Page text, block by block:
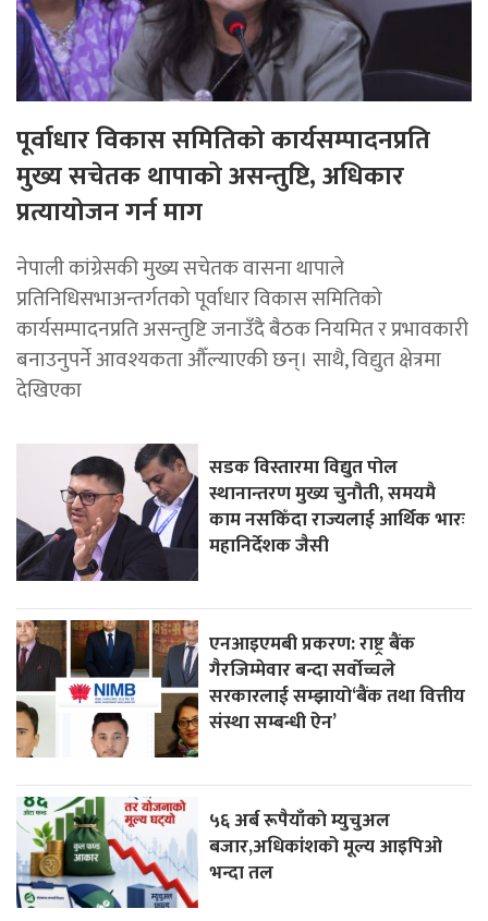
पूर्वाधार विकास समितिको कार्यसम्पादनप्रति
मुख्य सचेतक थापाको असन्तुष्टि, अधिकार
प्रत्यायोजन गर्न माग
नेपाली कांग्रेसकी मुख्य सचेतक वासना थापाले
प्रतिनिधिसभाअन्तर्गतको पूर्वाधार विकास समितिको
कार्यसम्पादनप्रति असन्तुष्टि जनाउँदै बैठक नियमित र प्रभावकारी
बनाउनुपर्ने आवश्यकता औँल्याएकी छन्। साथै, विद्युत क्षेत्रमा
देखिएका
सडक विस्तारमा विद्युत पोल
स्थानान्तरण मुख्य चुनौती, समयमै
काम नसकिँदा राज्यलाई आर्थिक भारः
महानिर्देशक जैसी
एनआइएमबी प्रकरण: राष्ट्र बैंक
गैरजिम्मेवार बन्दा सर्वोच्चले
सरकारलाई सम्झायो‘बैंक तथा वित्तीय
संस्था सम्बन्धी ऐन’
५६ अर्ब रूपैयाँकाे म्युचुअल
बजार,अधिकांशको मूल्य आइपिओ
भन्दा तल